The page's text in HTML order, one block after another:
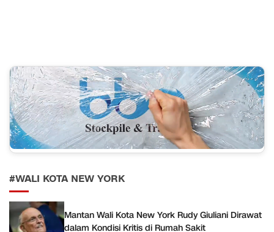
#WALI KOTA NEW YORK
Mantan Wali Kota New York Rudy Giuliani Dirawat
dalam Kondisi Kritis di Rumah Sakit